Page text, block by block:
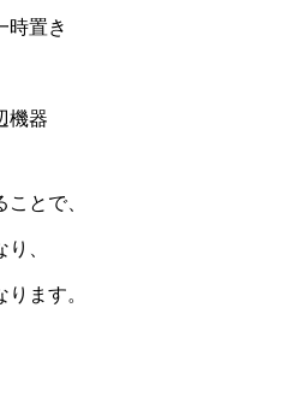
時置き
機器
とで、
、
ます。